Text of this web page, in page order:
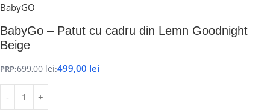
BabyGO
BabyGo – Patut cu cadru din Lemn Goodnight
Beige
PRP:699,00lei:499,00 lei